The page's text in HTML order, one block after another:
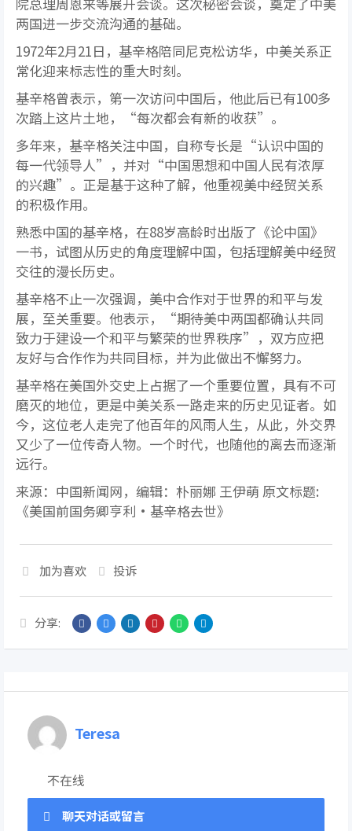
两国进一步交流沟通的基础。
1972年2月21日，基辛格陪同尼克松访华，中美关系正
常化迎来标志性的重大时刻。
基辛格曾表示，第一次访问中国后，他此后已有100多
次踏上这片土地，“每次都会有新的收获”。
多年来，基辛格关注中国，自称专长是“认识中国的
每一代领导人”，并对“中国思想和中国人民有浓厚
的兴趣”。正是基于这种了解，他重视美中经贸关系
的积极作用。
熟悉中国的基辛格，在88岁高龄时出版了《论中国》
一书，试图从历史的角度理解中国，包括理解美中经贸
交往的漫长历史。
基辛格不止一次强调，美中合作对于世界的和平与发
展，至关重要。他表示，“期待美中两国都确认共同
致力于建设一个和平与繁荣的世界秩序”，双方应把
友好与合作作为共同目标，并为此做出不懈努力。
基辛格在美国外交史上占据了一个重要位置，具有不可
磨灭的地位，更是中美关系一路走来的历史见证者。如
今，这位老人走完了他百年的风雨人生，从此，外交界
又少了一位传奇人物。一个时代，也随他的离去而逐渐
远行。
来源：中国新闻网，编辑：朴丽娜 王伊萌 原文标题:
《美国前国务卿亨利·基辛格去世》
加为喜欢 投诉
分享:
Teresa
不在线
聊天对话或留言